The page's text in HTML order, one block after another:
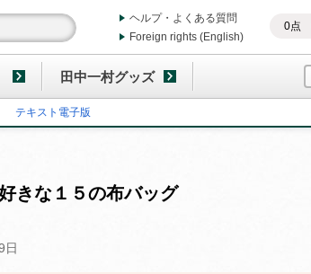
0点
ヘルプ・よくある質問
Foreign rights (English)
田中一村グッズ
テキスト電子版
きな１５の布バッグ
日